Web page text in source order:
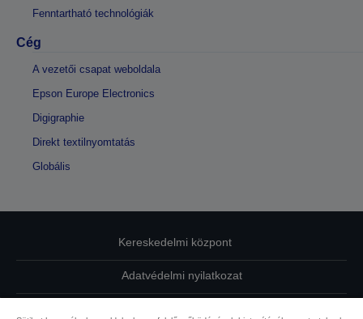
Fenntartható technológiák
Cég
A vezetői csapat weboldala
Epson Europe Electronics
Digigraphie
Direkt textilnyomtatás
Globális
Kereskedelmi központ
Adatvédelmi nyilatkozat